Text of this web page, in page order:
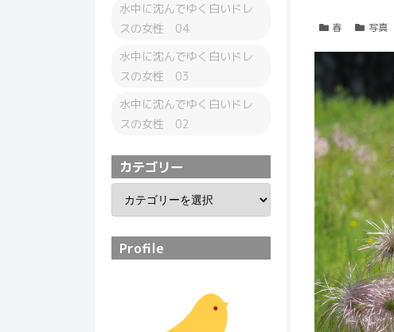
春 写真
水中に沈んでゆく白いドレ
スの女性 04
水中に沈んでゆく白いドレ
スの女性 03
水中に沈んでゆく白いドレ
スの女性 02
カテゴリー
Profile